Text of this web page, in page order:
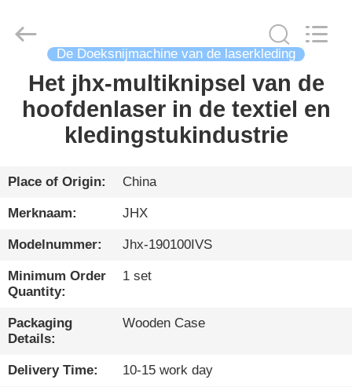
THUIS
PRODUCTEN
OVER
ONS
RONDLEIDING
DOOR
FABRIEK
Co.,Ltd.
De Doeksnijmachine van de laserkleding
Het jhx-multiknipsel van de
hoofdenlaser in de textiel en
kledingstukindustrie
Place of Origin: China
Merknaam: JHX
Modelnummer: Jhx-190100IVS
Minimum Order
Quantity:
1 set
Packaging
Details:
Wooden Case
Delivery Time: 10-15 work day